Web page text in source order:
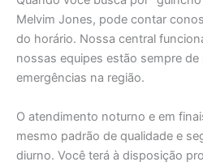
Melvim Jones, pode contar
do horário. Nossa central
nossas equipes estão sempre
emergências na região.
O atendimento noturno e em
mesmo padrão de qualidade e
diurno. Você terá à disposição